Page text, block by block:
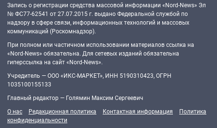
Запись о регистрации средства массовой информации «Nord-News» Эл
№ ФС77-62541 от 27.07.2015 г. выдано Федеральной службой по
надзору в сфере связи, информационных технологий и массовых
коммуникаций (Роскомнадзор).
При полном или частичном использовании материалов ссылка на
«Nord-News» обязательна. Для сетевых изданий обязательна
гиперссылка на сайт «Nord-News».
Учредитель — ООО «ИКС-МАРКЕТ», ИНН 5190310423, ОГРН
1035100155133
Главный редактор — Голямин Максим Сергеевич
О нас
Редакционная политика Контактная информация
Политика
конфиденциальности